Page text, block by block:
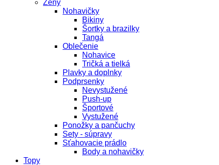
Ženy
Nohavičky
Bikiny
Šortky a brazilky
Tangá
Oblečenie
Nohavice
Tričká a tielká
Plavky a doplnky
Podprsenky
Nevystužené
Push-up
Športové
Vystužené
Ponožky a pančuchy
Sety - súpravy
Sťahovacie prádlo
Body a nohavičky
Topy